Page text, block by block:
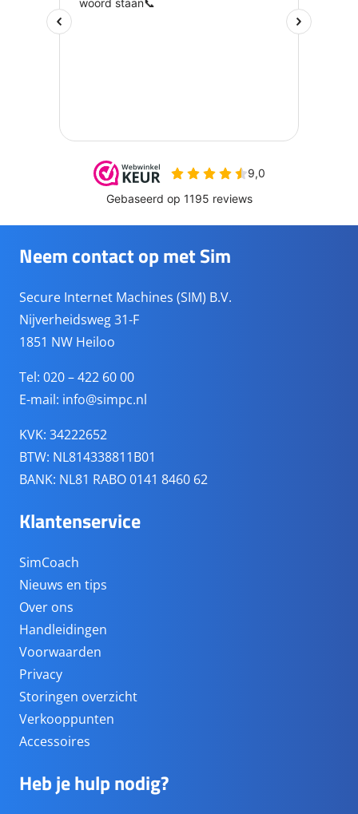
Neem contact op met Sim
Secure Internet Machines (SIM) B.V.
Nijverheidsweg 31-F
1851 NW Heiloo
Tel: 020 – 422 60 00
E-mail: info@simpc.nl
KVK: 34222652
BTW: NL814338811B01
BANK: NL81 RABO 0141 8460 62
Klantenservice
SimCoach
Nieuws en tips
Over ons
Handleidingen
Voorwaarden
Privacy
Storingen overzicht
Verkooppunten
Accessoires
Heb je hulp nodig?